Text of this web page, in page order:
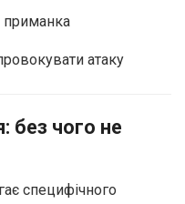
приманка
атаку
без чого не
специфічного